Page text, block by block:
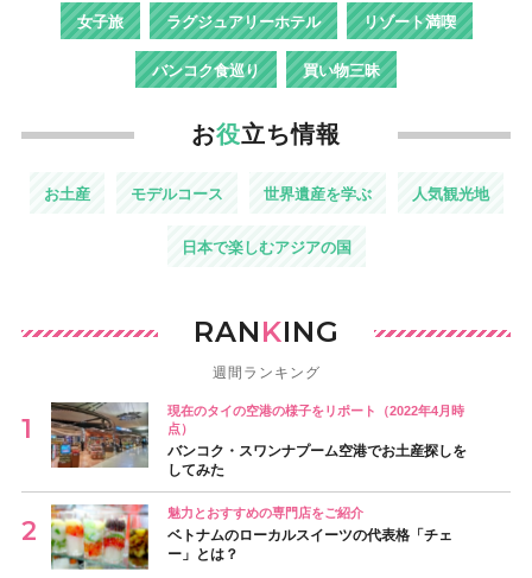
女子旅 ラグジュアリーホテル リゾート満喫
バンコク食巡り 買い物三昧
お役立ち情報
お土産 モデルコース 世界遺産を学ぶ 人気観光地
日本で楽しむアジアの国
RANKING
週間ランキング
現在のタイの空港の様子をリポート（2022年4月時
点）
バンコク・スワンナプーム空港でお土産探しを
してみた
魅力とおすすめの専門店をご紹介
ベトナムのローカルスイーツの代表格「チェ
ー」とは？